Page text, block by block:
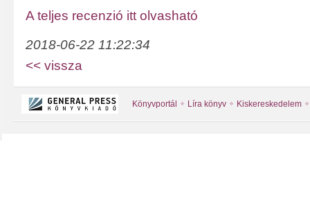
A teljes recenzió itt olvasható
2018-06-22 11:22:34
<< vissza
Könyvportál Líra könyv Kiskereskedelem